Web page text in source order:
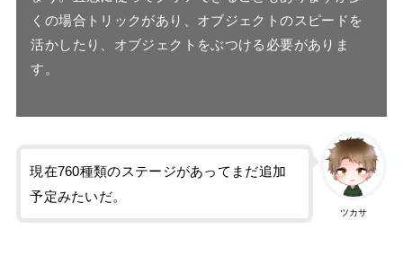
くの場合トリックがあり、オブジェクトのスピードを
活かしたり、オブジェクトをぶつける必要がありま
す。
ツカサ
現在760種類のステージがあってまだ追加
予定みたいだ。